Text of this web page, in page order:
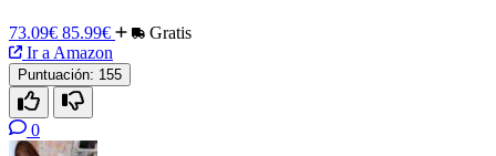
73.09€ 85.99€
Gratis
Ir a Amazon
Puntuación: 155
0